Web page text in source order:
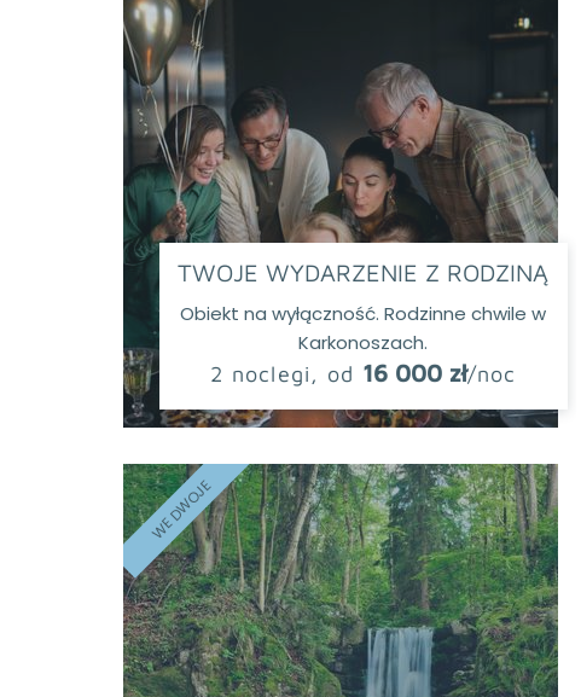
TWOJE WYDARZENIE Z RODZINĄ
Obiekt na wyłączność. Rodzinne chwile w
Karkonoszach.
2 noclegi, od 16 000 zł/noc
WE DWOJE